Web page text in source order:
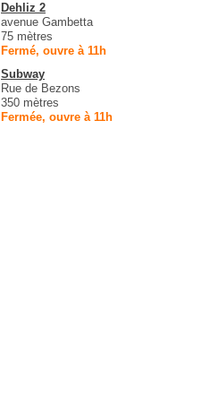
Dehliz 2
avenue Gambetta
75 mètres
Fermé, ouvre à 11h
Subway
Rue de Bezons
350 mètres
Fermée, ouvre à 11h